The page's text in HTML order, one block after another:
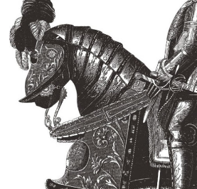
Carmen
Boullosa